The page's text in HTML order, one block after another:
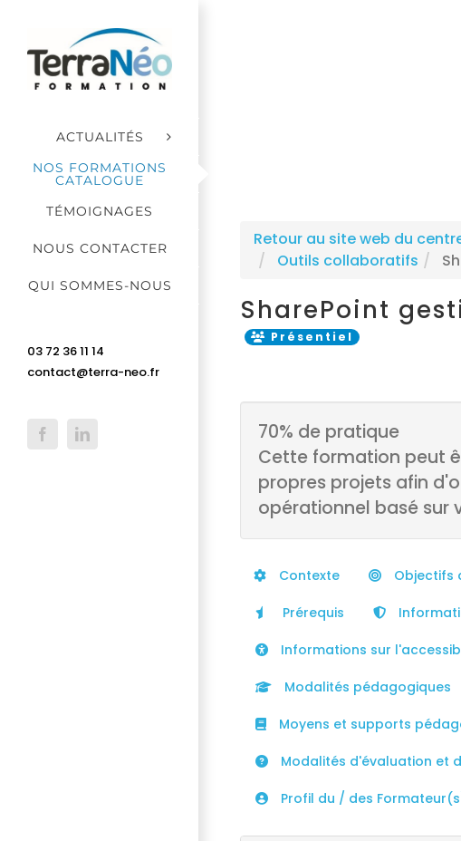
contenu
ACTUALITÉS
NOS FORMATIONS
CATALOGUE
TÉMOIGNAGES
NOUS CONTACTER
QUI SOMMES-NOUS
03 72 36 11 14
contact@terra-neo.fr
FacebookLinkedIn
Retour au site web du
Outils collaboratifs
SharePoint
Présentiel
70% de pratique
Cette formation peut
propres projets afin
opérationnel basé sur
Contexte Objectifs
Prérequis
Informations sur
Modalités pédagogiques
Moyens et supports
Modalités d'évaluation et
Profil du / des